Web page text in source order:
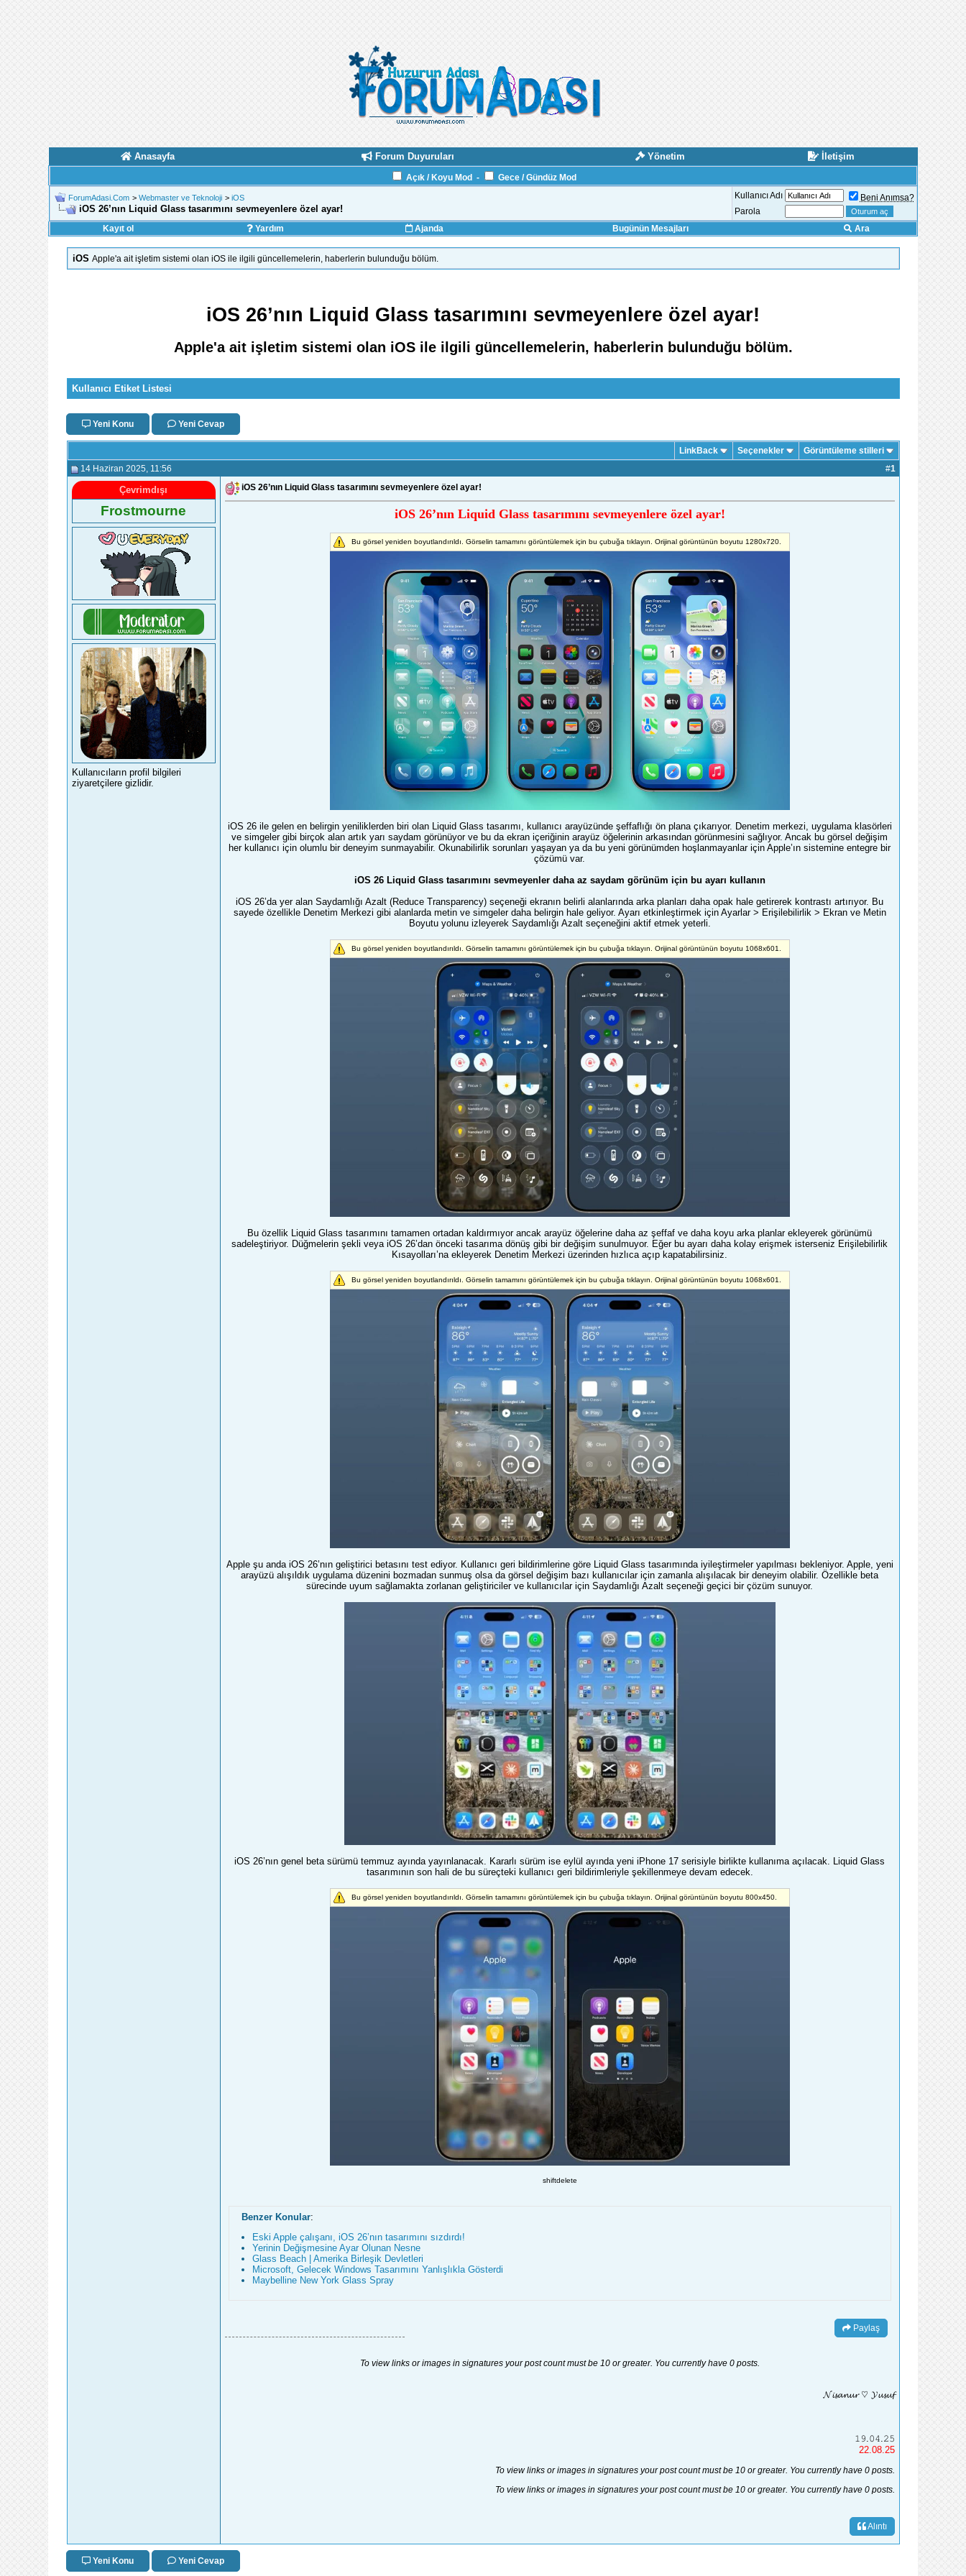
Anasayfa Forum Duyuruları Yönetim İletişim
Açık / Koyu Mod - Gece / Gündüz Mod
ForumAdasi.Com > Webmaster ve Teknoloji > iOS
iOS 26’nın Liquid Glass tasarımını sevmeyenlere özel ayar!
Kullanıcı Adı
Beni Anımsa?
Parola
Kayıt ol
Yardım Ajanda Bugünün Mesajları Ara
iOS Apple'a ait işletim sistemi olan iOS ile ilgili güncellemelerin, haberlerin bulunduğu bölüm.
iOS 26’nın Liquid Glass tasarımını sevmeyenlere özel ayar!
Apple'a ait işletim sistemi olan iOS ile ilgili güncellemelerin, haberlerin bulunduğu bölüm.
Kullanıcı Etiket Listesi
Yeni Konu Yeni Cevap
LinkBack Seçenekler Görüntüleme stilleri
14 Haziran 2025 , 11:56 #1
Çevrimdışı
Frostmourne
Kullanıcıların profil bilgileri
ziyaretçilere gizlidir.
iOS 26’nın Liquid Glass tasarımını sevmeyenlere özel ayar!
iOS 26’nın Liquid Glass tasarımını sevmeyenlere özel ayar!
Bu görsel yeniden boyutlandırıldı. Görselin tamamını görüntülemek için bu çubuğa tıklayın. Orijinal görüntünün boyutu 1280x720.
iOS 26 ile gelen en belirgin yeniliklerden biri olan Liquid Glass tasarımı, kullanıcı arayüzünde şeffaflığı ön plana çıkarıyor. Denetim merkezi, uygulama klasörleri
ve simgeler gibi birçok alan artık yarı saydam görünüyor ve bu da ekran içeriğinin arayüz öğelerinin arkasından görünmesini sağlıyor. Ancak bu görsel değişim
her kullanıcı için olumlu bir deneyim sunmayabilir. Okunabilirlik sorunları yaşayan ya da bu yeni görünümden hoşlanmayanlar için Apple’ın sistemine entegre bir
çözümü var.
iOS 26 Liquid Glass tasarımını sevmeyenler daha az saydam görünüm için bu ayarı kullanın
iOS 26’da yer alan Saydamlığı Azalt (Reduce Transparency) seçeneği ekranın belirli alanlarında arka planları daha opak hale getirerek kontrastı artırıyor. Bu
sayede özellikle Denetim Merkezi gibi alanlarda metin ve simgeler daha belirgin hale geliyor. Ayarı etkinleştirmek için Ayarlar > Erişilebilirlik > Ekran ve Metin
Boyutu yolunu izleyerek Saydamlığı Azalt seçeneğini aktif etmek yeterli.
Bu görsel yeniden boyutlandırıldı. Görselin tamamını görüntülemek için bu çubuğa tıklayın. Orijinal görüntünün boyutu 1068x601.
Bu özellik Liquid Glass tasarımını tamamen ortadan kaldırmıyor ancak arayüz öğelerine daha az şeffaf ve daha koyu arka planlar ekleyerek görünümü
sadeleştiriyor. Düğmelerin şekli veya iOS 26’dan önceki tasarıma dönüş gibi bir değişim sunulmuyor. Eğer bu ayarı daha kolay erişmek isterseniz Erişilebilirlik
Kısayolları’na ekleyerek Denetim Merkezi üzerinden hızlıca açıp kapatabilirsiniz.
Bu görsel yeniden boyutlandırıldı. Görselin tamamını görüntülemek için bu çubuğa tıklayın. Orijinal görüntünün boyutu 1068x601.
Apple şu anda iOS 26’nın geliştirici betasını test ediyor. Kullanıcı geri bildirimlerine göre Liquid Glass tasarımında iyileştirmeler yapılması bekleniyor. Apple, yeni
arayüzü alışıldık uygulama düzenini bozmadan sunmuş olsa da görsel değişim bazı kullanıcılar için zamanla alışılacak bir deneyim olabilir. Özellikle beta
sürecinde uyum sağlamakta zorlanan geliştiriciler ve kullanıcılar için Saydamlığı Azalt seçeneği geçici bir çözüm sunuyor.
iOS 26’nın genel beta sürümü temmuz ayında yayınlanacak. Kararlı sürüm ise eylül ayında yeni iPhone 17 serisiyle birlikte kullanıma açılacak. Liquid Glass
tasarımının son hali de bu süreçteki kullanıcı geri bildirimleriyle şekillenmeye devam edecek.
Bu görsel yeniden boyutlandırıldı. Görselin tamamını görüntülemek için bu çubuğa tıklayın. Orijinal görüntünün boyutu 800x450.
shiftdelete
Benzer Konular:
Eski Apple çalışanı, iOS 26’nın tasarımını sızdırdı!
Yerinin Değişmesine Ayar Olunan Nesne
Glass Beach | Amerika Birleşik Devletleri
Microsoft, Gelecek Windows Tasarımını Yanlışlıkla Gösterdi
Maybelline New York Glass Spray
Paylaş
To view links or images in signatures your post count must be 10 or greater. You currently have 0 posts.
𝓝𝓲𝓼𝓪𝓷𝓾𝓻 ♡ 𝓨𝓾𝓼𝓾𝓯
𝟷𝟿.𝟶𝟺.𝟸𝟻
22.08.25
To view links or images in signatures your post count must be 10 or greater. You currently have 0 posts.
To view links or images in signatures your post count must be 10 or greater. You currently have 0 posts.
Alıntı
Yeni Konu Yeni Cevap